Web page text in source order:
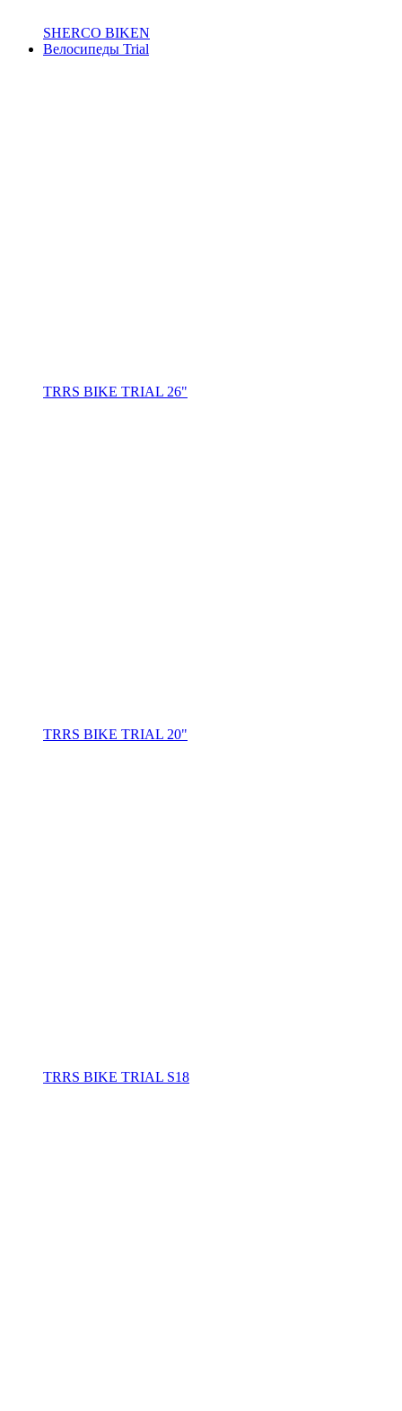
SHERCO BIKEN
Велосипеды Trial
TRRS BIKE TRIAL 26"
TRRS BIKE TRIAL 20"
TRRS BIKE TRIAL S18